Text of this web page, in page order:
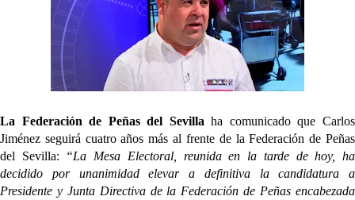
Sow muy cerca de cerrar su traspaso al Genoa
Oso es el siguiente en la lista para salir
Sevilla Femenino para la 2026/27
Celta y Rayo agitan el mercado de La Liga
La Federación de Peñas del Sevilla ha comunicado que Carlos
Jiménez seguirá cuatro años más al frente de la Federación de Peñas
del Sevilla: “La Mesa Electoral, reunida en la tarde de hoy, ha
decidido por unanimidad elevar a definitiva la candidatura a
Presidente y Junta Directiva de la Federación de Peñas encabezada